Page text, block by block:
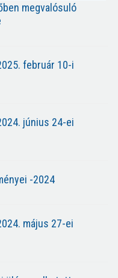
megvalósuló
február 10-i
június 24-ei
-2024
május 27-ei